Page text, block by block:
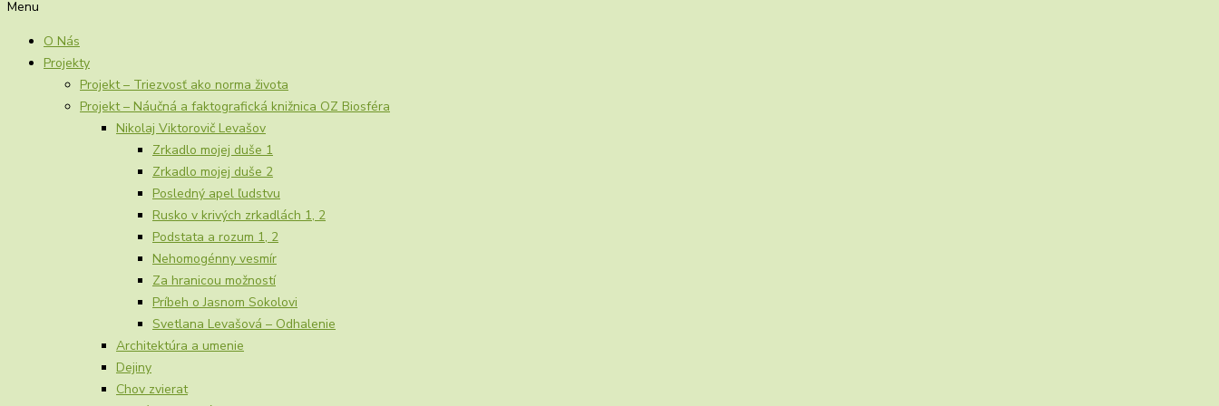
Menu
O Nás
Projekty
Projekt – Triezvosť ako norma života
Projekt – Náučná a faktografická knižnica OZ Biosféra
Nikolaj Viktorovič Levašov
Zrkadlo mojej duše 1
Zrkadlo mojej duše 2
Posledný apel ľudstvu
Rusko v krivých zrkadlách 1, 2
Podstata a rozum 1, 2
Nehomogénny vesmír
Za hranicou možností
Príbeh o Jasnom Sokolovi
Svetlana Levašová – Odhalenie
Architektúra a umenie
Dejiny
Chov zvierat